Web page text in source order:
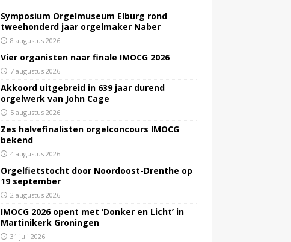
Symposium Orgelmuseum Elburg rond
tweehonderd jaar orgelmaker Naber
8 augustus 2026
Vier organisten naar finale IMOCG 2026
7 augustus 2026
Akkoord uitgebreid in 639 jaar durend
orgelwerk van John Cage
5 augustus 2026
Zes halvefinalisten orgelconcours IMOCG
bekend
4 augustus 2026
Orgelfietstocht door Noordoost-Drenthe op
19 september
2 augustus 2026
IMOCG 2026 opent met ‘Donker en Licht’ in
Martinikerk Groningen
31 juli 2026